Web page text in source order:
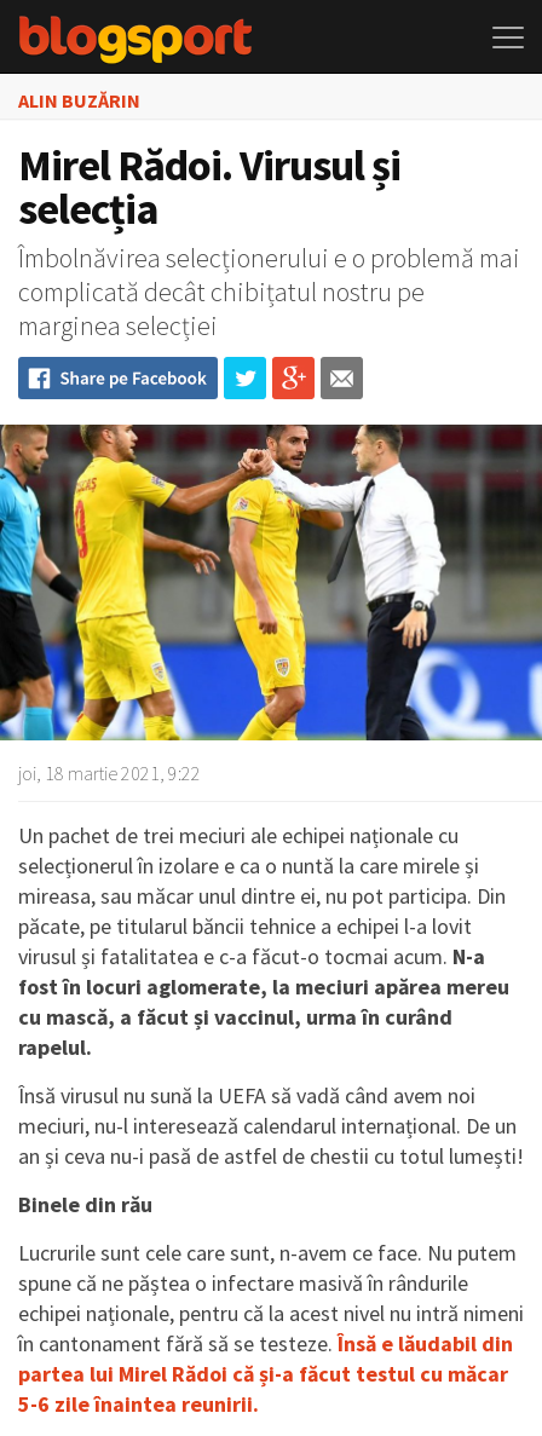
ALIN BUZĂRIN
Mirel Rădoi. Virusul și
selecția
Îmbolnăvirea selecționerului e o problemă mai
complicată decât chibițatul nostru pe
marginea selecției
joi, 18 martie 2021, 9:22
Un pachet de trei meciuri ale echipei naționale cu
selecționerul în izolare e ca o nuntă la care mirele și
mireasa, sau măcar unul dintre ei, nu pot participa. Din
păcate, pe titularul băncii tehnice a echipei l-a lovit
virusul și fatalitatea e c-a făcut-o tocmai acum. N-a
fost în locuri aglomerate, la meciuri apărea mereu
cu mască, a făcut și vaccinul, urma în curând
rapelul.
Însă virusul nu sună la UEFA să vadă când avem noi
meciuri, nu-l interesează calendarul internațional. De un
an și ceva nu-i pasă de astfel de chestii cu totul lumești!
Binele din rău
Lucrurile sunt cele care sunt, n-avem ce face. Nu putem
spune că ne păștea o infectare masivă în rândurile
echipei naționale, pentru că la acest nivel nu intră nimeni
în cantonament fără să se testeze.Însă e lăudabil din
partea lui Mirel Rădoi că și-a făcut testul cu măcar
5-6 zile înaintea reunirii.